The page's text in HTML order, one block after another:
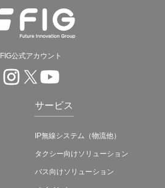
FIG公式アカウント
サービス
IP無線システム（物流他）
タクシー向けソリューション
バス向けソリューション